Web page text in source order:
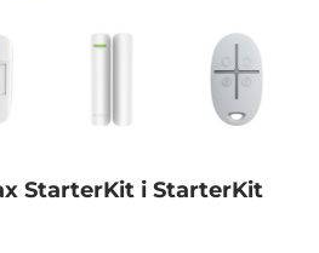
StarterKit і StarterKit